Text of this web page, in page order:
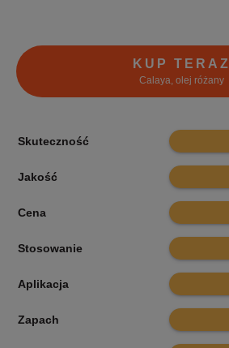
KUP TERAZ
Calaya, olej różany
Skuteczność 8.2
Jakość 8.1
Cena 7.8
Stosowanie 7.1
Aplikacja 5.8
Zapach 6.8